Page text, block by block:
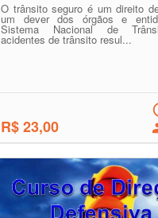
O trânsito seguro é um direito
um dever dos órgãos e
Sistema Nacional de
acidentes de trânsito resul...
R$ 23,00